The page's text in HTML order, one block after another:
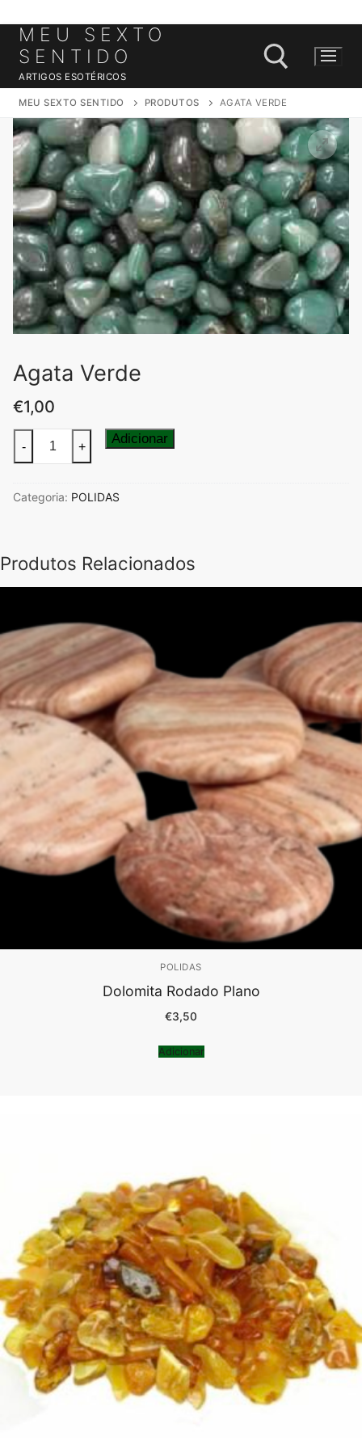
Saltar
para
conteúdo
MEU SEXTO
SENTIDO
ARTIGOS ESOTÉRICOS
Pesquisar por:
MEU SEXTO SENTIDO PRODUTOS AGATA VERDE
Agata Verde
€1,00
Quantidade
de
Verde
- + Adicionar
Categoria: POLIDAS
Produtos Relacionados
POLIDAS
Dolomita Rodado Plano
€3,50
Adicionar